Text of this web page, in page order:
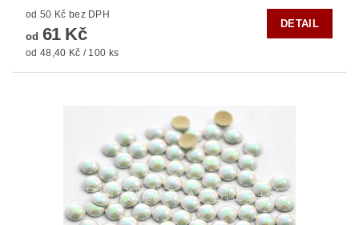
od 50 Kč bez DPH
od 61 Kč
od 48,40 Kč / 100 ks
DETAIL